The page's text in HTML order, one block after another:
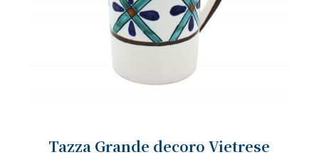
Tazza Grande decoro Vietrese